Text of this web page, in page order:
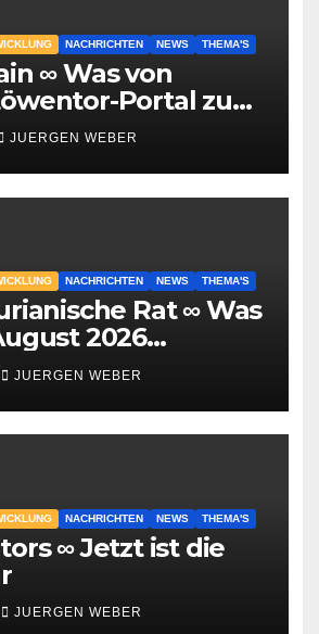
NACHRICHTEN NEWS THEMA'S
∞ Was von
Portal zu
ist
JUERGEN WEBER
NACHRICHTEN NEWS THEMA'S
Rat ∞ Was
2026
JUERGEN WEBER
NACHRICHTEN NEWS THEMA'S
∞ Jetzt ist die
JUERGEN WEBER